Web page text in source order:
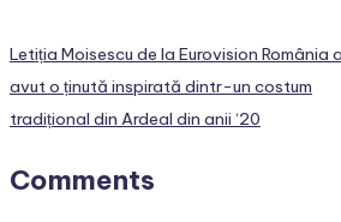
Letiția Moisescu de la Eurovision România a
avut o ținută inspirată dintr-un costum
tradițional din Ardeal din anii ‘20
Comments